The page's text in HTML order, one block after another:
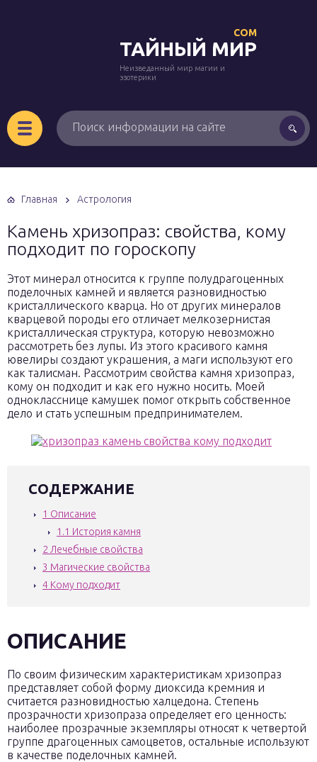
ТАЙНЫЙ МИР
COM
Неизведанный мир магии и
эзотерики
Главная Астрология
Камень хризопраз: свойства, кому
подходит по гороскопу
Этот минерал относится к группе полудрагоценных
поделочных камней и является разновидностью
кристаллического кварца. Но от других минералов
кварцевой породы его отличает мелкозернистая
кристаллическая структура, которую невозможно
рассмотреть без лупы. Из этого красивого камня
ювелиры создают украшения, а маги используют его
как талисман. Рассмотрим свойства камня хризопраз,
кому он подходит и как его нужно носить. Моей
однокласснице камушек помог открыть собственное
дело и стать успешным предпринимателем.
СОДЕРЖАНИЕ
1 Описание
1.1 История камня
2 Лечебные свойства
3 Магические свойства
4 Кому подходит
ОПИСАНИЕ
По своим физическим характеристикам хризопраз
представляет собой форму диоксида кремния и
считается разновидностью халцедона. Степень
прозрачности хризопраза определяет его ценность:
наиболее прозрачные экземпляры относят к четвертой
группе драгоценных самоцветов, остальные используют
в качестве поделочных камней.